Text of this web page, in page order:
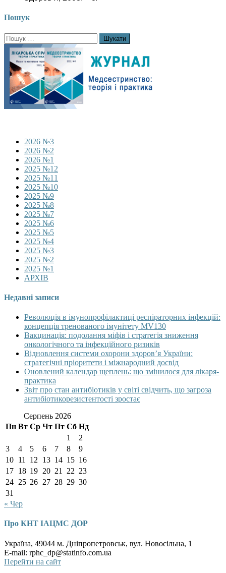
Пошук
Пошук:
2026 №3
2026 №2
2026 №1
2025 №12
2025 №11
2025 №10
2025 №9
2025 №8
2025 №7
2025 №6
2025 №5
2025 №4
2025 №3
2025 №2
2025 №1
АРХІВ
Недавні записи
Революція в імунопрофілактиці респіраторних інфекцій:
концепція тренованого імунітету MV130
Вакцинація: подолання міфів і стратегія зниження
онкологічного та інфекційного ризиків
Відновлення системи охорони здоров’я України:
стратегічні пріоритети і міжнародний досвід
Оновлений календар щеплень: що змінилося для лікаря-
практика
Звіт про стан антибіотиків у світі свідчить, що загроза
антибіотикорезистентості зростає
Серпень 2026
Пн Вт Ср Чт Пт Сб Нд
1
2
3
4 5 6 7 8
9
10 11 12 13 14 15 16
17 18 19 20 21 22 23
24 25 26 27 28 29 30
31
« Чер
Про КНТ ІАЦМС ДОР
Україна, 49044 м. Дніпропетровськ, вул. Новосільна, 1
E-mail: rphc_dp@statinfo.com.ua
Перейти на сайт